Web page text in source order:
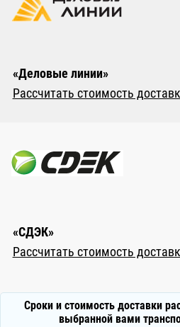
«Деловые линии»
Рассчитать стоимость
«СДЭК»
Рассчитать стоимость
Сроки и стоимость доставки
выбранной вами